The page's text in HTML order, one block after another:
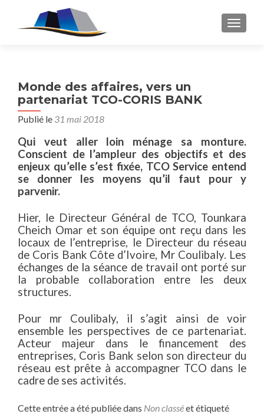
Monde des affaires, vers un
partenariat TCO-CORIS BANK
Publié le 31 mai 2018
Qui veut aller loin ménage sa monture.
Conscient de l’ampleur des objectifs et des
enjeux qu’elle s’est fixée, TCO Service entend
se donner les moyens qu’il faut pour y
parvenir.
Hier, le Directeur Général de TCO, Tounkara
Cheich Omar et son équipe ont reçu dans les
locaux de l’entreprise, le Directeur du réseau
de Coris Bank Côte d’Ivoire, Mr Coulibaly. Les
échanges de la séance de travail ont porté sur
la probable collaboration entre les deux
structures.
Pour mr Coulibaly, il s’agit ainsi de voir
ensemble les perspectives de ce partenariat.
Acteur majeur dans le financement des
entreprises, Coris Bank selon son directeur du
réseau est prête à accompagner TCO dans le
cadre de ses activités.
Cette entrée a été publiée dans Non classéet étiqueté